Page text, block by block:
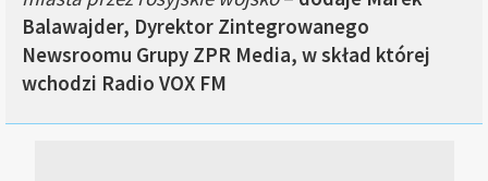
Balawajder, Dyrektor Zintegrowanego
Newsroomu Grupy ZPR Media, w skład której
wchodzi Radio VOX FM